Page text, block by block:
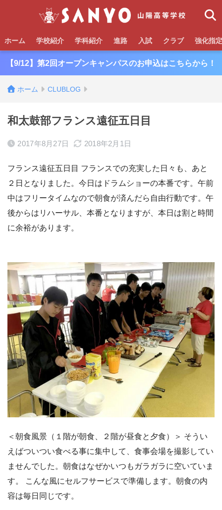
ホーム 学校紹介 学科紹介 進路 入試 クラブ 強化指
【9/12】第2回オープンキャンパスのお申込はこちらから！
ホーム CLUBLOG
和太鼓部フランス遠征五日目
2017年8月27日 2018年2月1日
フランス遠征五日目 フランスでの充実した日々も、あと
２日となりました。今日はドラムショーの本番です。午前
中はフリータイムなので朝食が済んだら自由行動です。午
後からはリハーサル、本番となりますが、本日は割と時間
に余裕があります。
＜朝食風景（１階が朝食、２階が昼食と夕食）＞ そうい
えばついつい食べる事に集中して、食事会場を撮影してい
ませんでした。朝食はなぜかいつもガラガラに空いていま
す。 こんな風にセルフサービスで準備します。朝食の内
容は毎日同じです。